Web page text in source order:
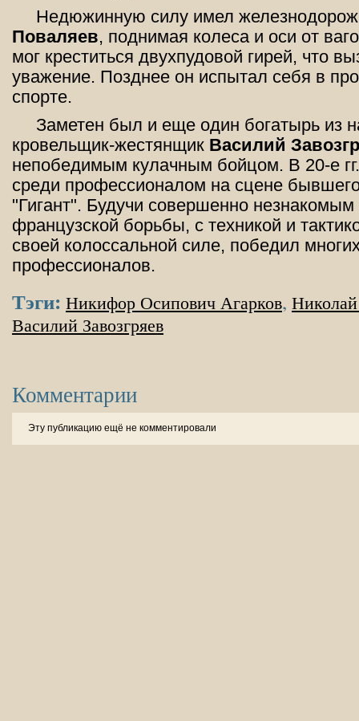
Недюжинную силу имел
Поваляев, поднимая колеса и оси от
мог креститься двухпудовой гирей, что
уважение. Позднее он испытал себя в
спорте.
Заметен был и еще один богатырь из
кровельщик-жестянщик Василий
непобедимым кулачным бойцом. В 20-е
среди профессионалом на сцене
"Гигант". Будучи совершенно
французской борьбы, с техникой и
своей колоссальной силе, победил
профессионалов.
Тэги: Никифор Осипович Агарков,
Василий Завозгряев
Комментарии
Эту публикацию ещё не комментировали